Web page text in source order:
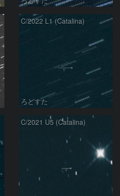
C/2022 L1 (Catalina)
ろどすた
C/2021 U5 (Catalina)